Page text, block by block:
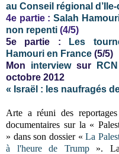
au Conseil régional
4e partie : Salah
non repenti (4/5)
5e partie :
Les
Hamouri en France (5/5)
Mon interviewsur RCN
octobre 2012
« Israël : les naufragés
Arte a réuni des
documentaires sur la «
» dans son dossier «La
à l'heure de Trump».